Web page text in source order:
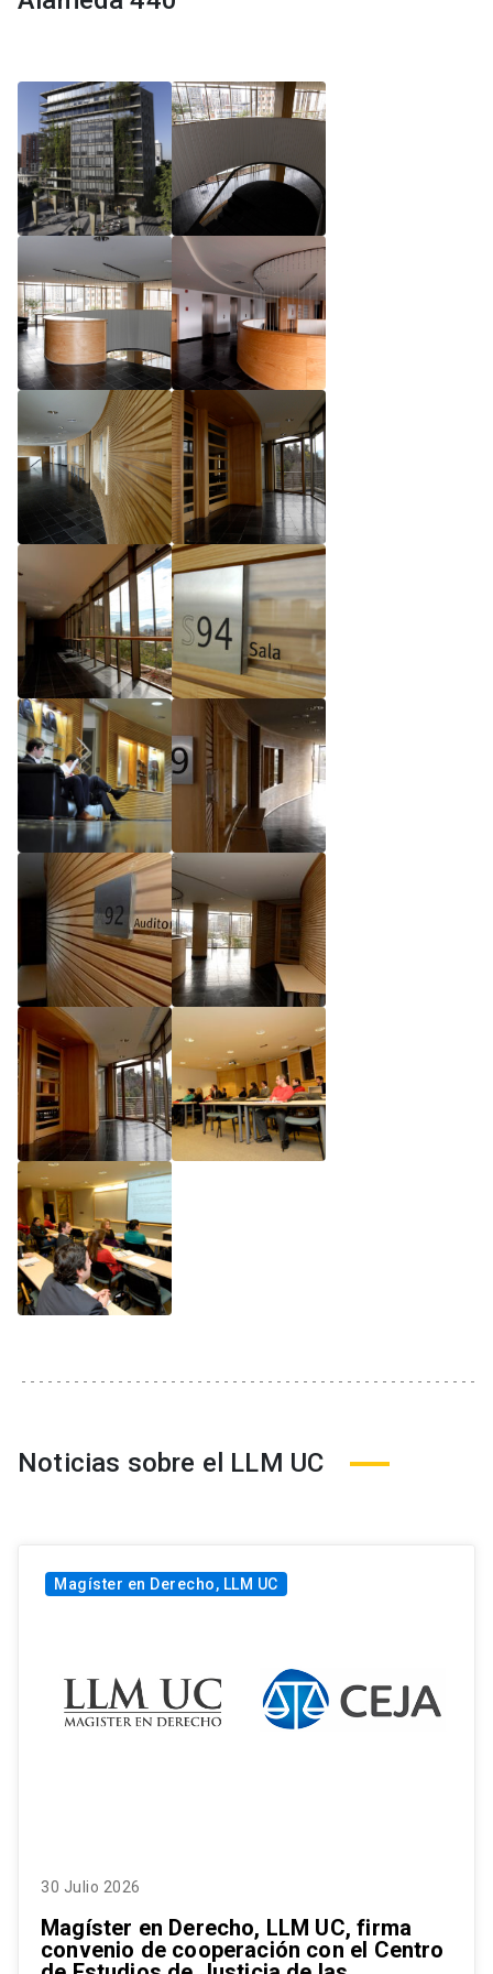
Reglamento de Magíster, Pontificia Universidad
Universidad Católica de Chile
Reglamento de Magíster, Pontificia Universidad
Católica de Chile LLM UC 2025
Reglamento de Seminarios de Graduación
Programa de Magíster en Derecho, LLM 2025
Noticias sobre el LLM UC
Magíster en Derecho, LLM UC
30 Julio 2026
Magíster en Derecho, LLM UC, firma
convenio de cooperación con el Centro